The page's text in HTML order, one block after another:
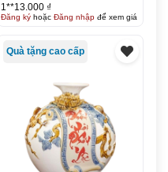
1**13.000 ₫
Đăng kýhoặc Đăng nhậpđể xem giá
Quà tặng cao cấp